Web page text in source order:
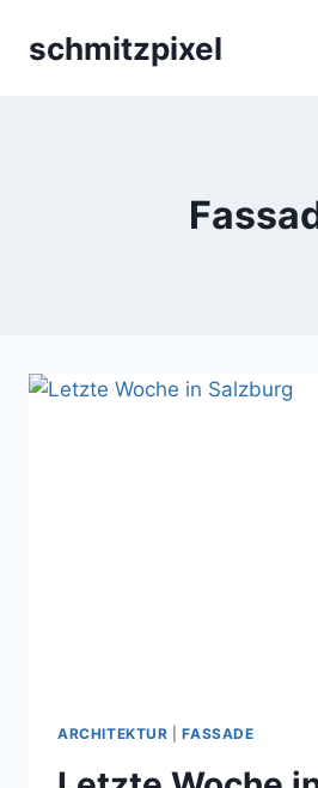
Inhaltschmitzpixel
ARCHITEKTUR |FASSADE